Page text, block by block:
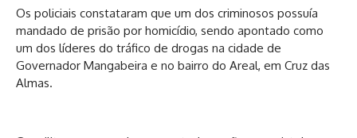
Os policiais constataram que um dos criminosos possuía
mandado de prisão por homicídio, sendo apontado como
um dos líderes do tráfico de drogas na cidade de
Governador Mangabeira e no bairro do Areal, em Cruz das
Almas.